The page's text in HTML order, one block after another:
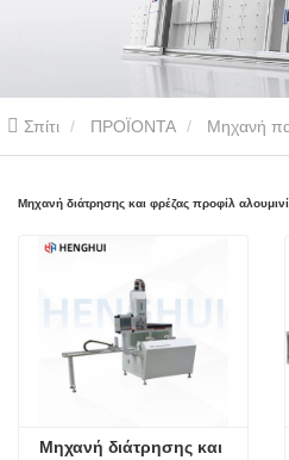
Σπίτι ΠΡΟΪΟΝΤΑ Μηχανή
Μηχανή διάτρησης και φρέζας προφίλ
Μηχανή διάτρησης και